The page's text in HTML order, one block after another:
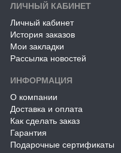
ЛИЧНЫЙ КАБИНЕТ
Личный кабинет
История заказов
Мои закладки
Рассылка новостей
ИНФОРМАЦИЯ
О компании
Доставка и оплата
Как сделать заказ
Гарантия
Подарочные сертификаты